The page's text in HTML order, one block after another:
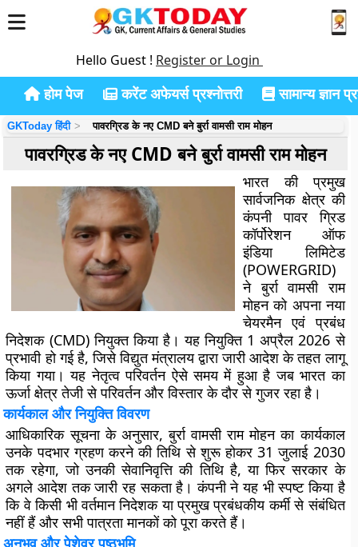
Hello Guest ! Register or Login
होम पेज करेंट अफेयर्स प्रश्नोत्तरी सामान्य ज्ञान
GKToday हिंदी पावरग्रिड के नए CMD बने बुर्रा वामसी राम मोहन
पावरग्रिड के नए CMD बने बुर्रा वामसी राम मोहन
भारत की प्रमुख
सार्वजनिक क्षेत्र की
कंपनी पावर ग्रिड
कॉर्पोरेशन ऑफ
इंडिया लिमिटेड
(POWERGRID)
ने बुर्रा वामसी राम
मोहन को अपना नया
चेयरमैन एवं प्रबंध
निदेशक (CMD) नियुक्त किया है। यह नियुक्ति 1 अप्रैल 2026 से
प्रभावी हो गई है, जिसे विद्युत मंत्रालय द्वारा जारी आदेश के तहत लागू
किया गया। यह नेतृत्व परिवर्तन ऐसे समय में हुआ है जब भारत का
ऊर्जा क्षेत्र तेजी से परिवर्तन और विस्तार के दौर से गुजर रहा है।
कार्यकाल और नियुक्ति विवरण
आधिकारिक सूचना के अनुसार, बुर्रा वामसी राम मोहन का कार्यकाल
उनके पदभार ग्रहण करने की तिथि से शुरू होकर 31 जुलाई 2030
तक रहेगा, जो उनकी सेवानिवृत्ति की तिथि है, या फिर सरकार के
अगले आदेश तक जारी रह सकता है। कंपनी ने यह भी स्पष्ट किया है
कि वे किसी भी वर्तमान निदेशक या प्रमुख प्रबंधकीय कर्मी से संबंधित
नहीं हैं और सभी पात्रता मानकों को पूरा करते हैं।
अनुभव और पेशेवर पृष्ठभूमि